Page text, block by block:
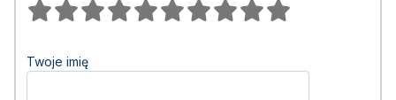
Twoje imię